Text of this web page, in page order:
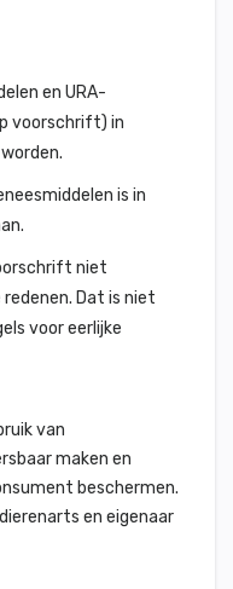
en URA-
voorschrift) in
is in
niet
Dat is niet
voor eerlijke
van
maken en
beschermen.
en eigenaar